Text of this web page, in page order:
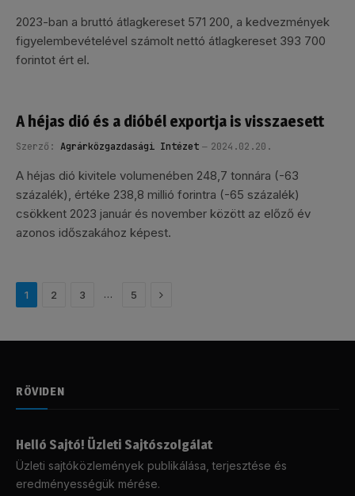
2023-ban a bruttó átlagkereset 571 200, a kedvezmények
figyelembevételével számolt nettó átlagkereset 393 700
forintot ért el.
A héjas dió és a dióbél exportja is visszaesett
Szerző: Agrárközgazdasági Intézet 2024.02.20.
A héjas dió kivitele volumenében 248,7 tonnára (-63
százalék), értéke 238,8 millió forintra (-65 százalék)
csökkent 2023 január és november között az előző év
azonos időszakához képest.
1 2 3 … 5 Következő
RÖVIDEN
Helló Sajtó! Üzleti Sajtószolgálat
Üzleti sajtóközlemények publikálása, terjesztése és
eredményességük mérése.